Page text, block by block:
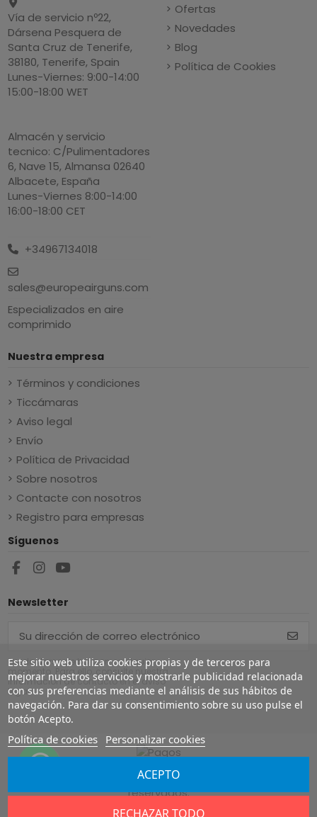
Vía de servicio nº22,
Dársena Pesquera de
Santa Cruz de Tenerife,
38180, Tenerife, Spain
Lunes-Viernes: 9:00-14:00
15:00-18:00 WET
Almacén y servicio
tecnico: C/Pulimentadores
6, Nave 15, Almansa 02640
Albacete, España
Lunes-Viernes 8:00-14:00
16:00-18:00 CET
+34967134018
sales@europeairguns.com
Especializados en aire
comprimido
Ofertas
Novedades
Blog
Política de Cookies
Nuestra empresa
Términos y condiciones
Ticcámaras
Aviso legal
Envío
Política de Privacidad
Sobre nosotros
Contacte con nosotros
Registro para empresas
Este sitio web utiliza cookies propias y de terceros para
mejorar nuestros servicios y mostrarle publicidad relacionada
con sus preferencias mediante el análisis de sus hábitos de
navegación. Para dar su consentimiento sobre su uso pulse el
botón Acepto.
Política de cookies Personalizar cookies
RECHAZAR TODO
ACEPTO
Síguenos
Newsletter
Puede darse de baja en cualquier
momento. Para ello, consulte nuestra
información de contacto en el aviso
legal.
Europe Airguns ®. Todos los derechos
reservados.